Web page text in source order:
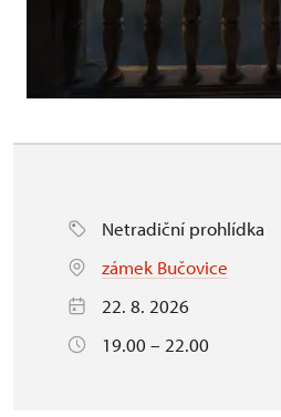
Netradiční prohlídka
zámek Bučovice
22. 8. 2026
19.00 – 22.00